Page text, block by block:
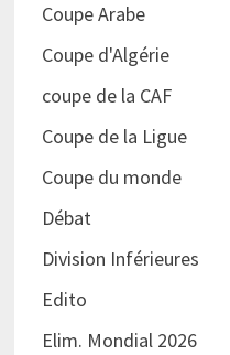
Coupe Arabe
Coupe d'Algérie
coupe de la CAF
Coupe de la Ligue
Coupe du monde
Débat
Division Inférieures
Edito
Elim. Mondial 2026